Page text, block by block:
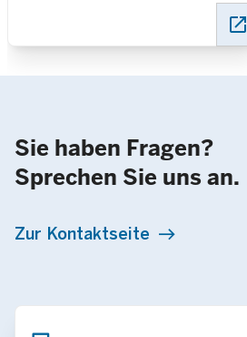
open_in_new
Sie haben Fragen?
Sprechen Sie uns an.
Zur Kontaktseite